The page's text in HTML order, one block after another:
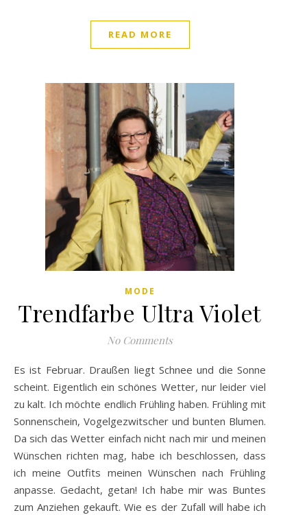
READ MORE
MODE
Trendfarbe Ultra Violet
No Comments
Es ist Februar. Draußen liegt Schnee und die Sonne
scheint. Eigentlich ein schönes Wetter, nur leider viel
zu kalt. Ich möchte endlich Frühling haben. Frühling mit
Sonnenschein, Vogelgezwitscher und bunten Blumen.
Da sich das Wetter einfach nicht nach mir und meinen
Wünschen richten mag, habe ich beschlossen, dass
ich meine Outfits meinen Wünschen nach Frühling
anpasse. Gedacht, getan! Ich habe mir was Buntes
zum Anziehen gekauft. Wie es der Zufall will habe ich